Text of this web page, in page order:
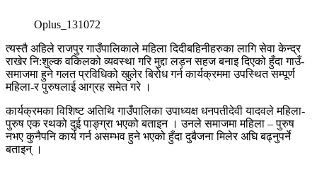
Oplus_131072
त्यस्तै अहिले राजपुर गाउँपालिकाले महिला दिदीबहिनीहरुका लागि सेवा केन्द्र
राखेर नि:शुल्क वकिलको व्यवस्था गरि मुद्दा लड्न सहज बनाइ दिएको हुँदा गाउँ-
समाजमा हुने गलत प्रविधिको खुलेर बिरोध गर्न कार्यक्रममा उपस्थित सम्पूर्ण
महिला-र पुरुषलाई आग्रह समेत गरे ।
कार्यक्रमका विशिष्ट अतिथि गाउँपालिका उपाध्यक्ष धनपतीदेवी यादवले महिला-
पुरुष एक रथको दुई पाङ्ग्रा भएको बताइन । उनले समाजमा महिला – पुरुष
नभए कुनैपनि कार्य गर्न असम्भव हुने भएको हुँदा दुबैजना मिलेर अघि बढ्नुपर्ने
बताइन् ।